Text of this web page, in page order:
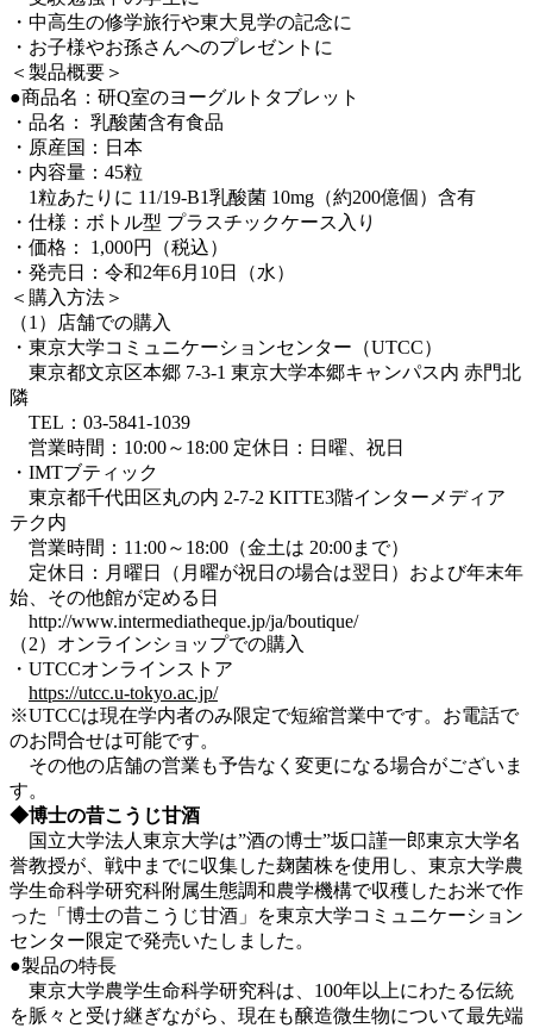
・中高生の修学旅行や東大見学の記念に
・お子様やお孫さんへのプレゼントに
＜製品概要＞
●商品名：研Q室のヨーグルトタブレット
・品名： 乳酸菌含有食品
・原産国：日本
・内容量：45粒
1粒あたりに 11/19-B1乳酸菌 10mg（約200億個）含有
・仕様：ボトル型 プラスチックケース入り
・価格： 1,000円（税込）
・発売日：令和2年6月10日（水）
＜購入方法＞
（1）店舗での購入
・東京大学コミュニケーションセンター（UTCC）
東京都文京区本郷 7-3-1 東京大学本郷キャンパス内 赤門北
隣
TEL：03-5841-1039
営業時間：10:00～18:00 定休日：日曜、祝日
・IMTブティック
東京都千代田区丸の内 2-7-2 KITTE3階インターメディア
テク内
営業時間：11:00～18:00（金土は 20:00まで）
定休日：月曜日（月曜が祝日の場合は翌日）および年末年
始、その他館が定める日
http://www.intermediatheque.jp/ja/boutique/
（2）オンラインショップでの購入
・UTCCオンラインストア
https://utcc.u-tokyo.ac.jp/
※UTCCは現在学内者のみ限定で短縮営業中です。お電話で
のお問合せは可能です。
その他の店舗の営業も予告なく変更になる場合がございま
す。
◆博士の昔こうじ甘酒
国立大学法人東京大学は”酒の博士”坂口謹一郎東京大学名
誉教授が、戦中までに収集した麹菌株を使用し、東京大学農
学生命科学研究科附属生態調和農学機構で収穫したお米で作
った「博士の昔こうじ甘酒」を東京大学コミュニケーション
センター限定で発売いたしました。
●製品の特長
東京大学農学生命科学研究科は、100年以上にわたる伝統
を脈々と受け継ぎながら、現在も醸造微生物について最先端